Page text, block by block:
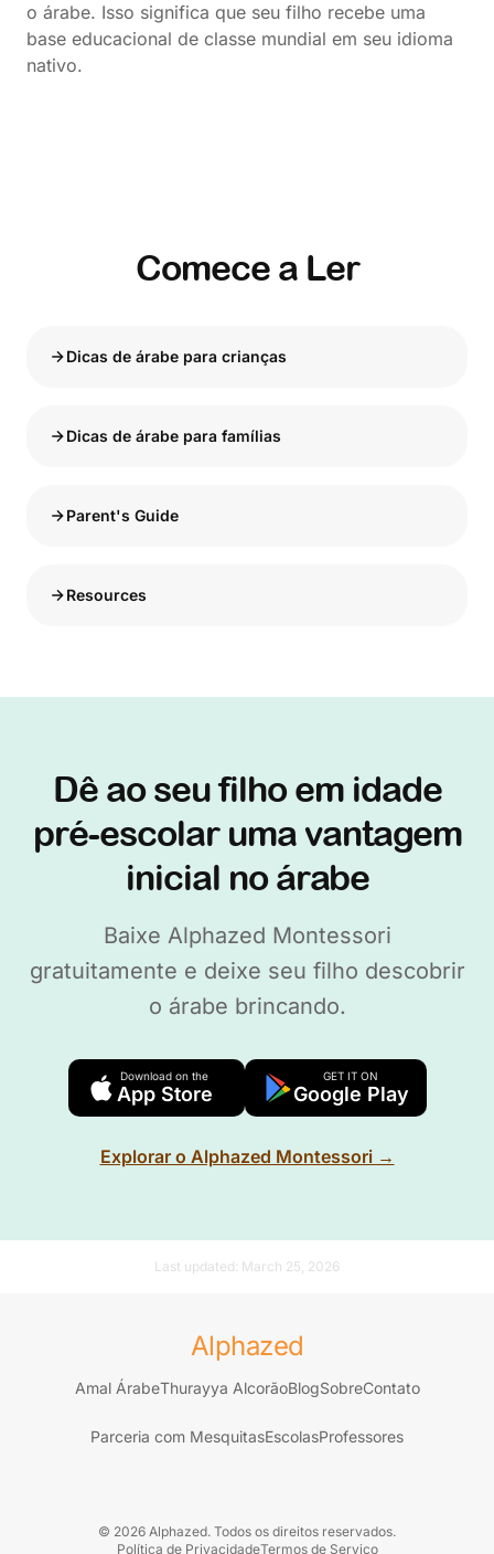
o árabe. Isso significa que seu filho recebe uma
base educacional de classe mundial em seu idioma
nativo.
Comece a Ler
Dicas de árabe para crianças
Dicas de árabe para famílias
Parent's Guide
Resources
Dê ao seu filho em idade
pré-escolar uma vantagem
inicial no árabe
Baixe Alphazed Montessori
gratuitamente e deixe seu filho descobrir
o árabe brincando.
Download on the
App Store
GET IT ON
Google Play
Explorar o Alphazed Montessori →
Last updated: March 25, 2026
Alphazed
Amal ÁrabeThurayya AlcorãoBlogSobreContato
Parceria com MesquitasEscolasProfessores
© 2026 Alphazed. Todos os direitos reservados.
Política de PrivacidadeTermos de Serviço